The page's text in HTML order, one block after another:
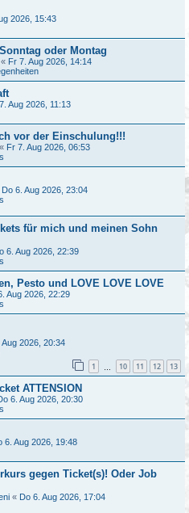
2026, 15:43
oder Montag
« Fr 7. Aug 2026, 14:14
Aug 2026, 11:13
vor der Einschulung!!!
« Fr 7. Aug 2026, 06:53
Do 6. Aug 2026, 23:04
für mich und meinen Sohn
6. Aug 2026, 22:39
Pesto und LOVE LOVE LOVE
Aug 2026, 22:29
Aug 2026, 20:34
1 10 11 12 13
ATTENSION
6. Aug 2026, 20:30
6. Aug 2026, 19:48
gegen Ticket(s)! Oder Job
« Do 6. Aug 2026, 17:04